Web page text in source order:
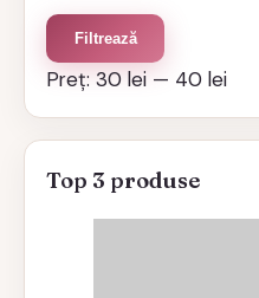
Preț
minim
Preț
maxim
Filtrează
Preț:30 lei — 40 lei
Top 3 produse